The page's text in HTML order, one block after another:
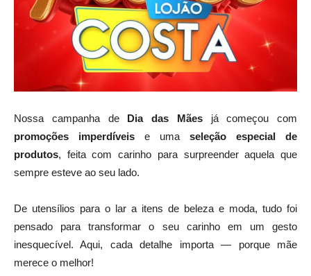
Nossa campanha de Dia das Mãesjá começou com
promoções imperdíveis e uma seleção especial de
produtos, feita com carinho para surpreender aquela que
sempre esteve ao seu lado.
De utensílios para o lar a itens de beleza e moda, tudo foi
pensado para transformar o seu carinho em um gesto
inesquecível. Aqui, cada detalhe importa — porque mãe
merece o melhor!